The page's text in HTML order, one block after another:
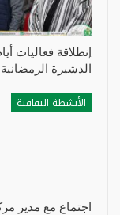
إنطلاقة فعاليات
الدشيرة الرمضانية
الأنشطة التقافية
اجتماع مع مدير